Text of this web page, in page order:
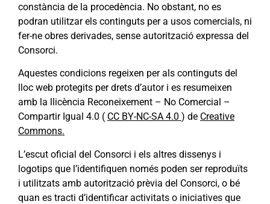
constància de la procedència. No obstant, no es
podran utilitzar els continguts per a usos comercials, ni
fer-ne obres derivades, sense autorització expressa del
Consorci.
Aquestes condicions regeixen per als continguts del
lloc web protegits per drets d’autor i es resumeixen
amb la llicència Reconeixement – No Comercial –
Compartir Igual 4.0 ( CC BY-NC-SA 4.0 ) de Creative
Commons.
L’escut oficial del Consorci i els altres dissenys i
logotips que l’identifiquen només poden ser reproduïts
i utilitzats amb autorització prèvia del Consorci, o bé
quan es tracti d’identificar activitats o iniciatives que